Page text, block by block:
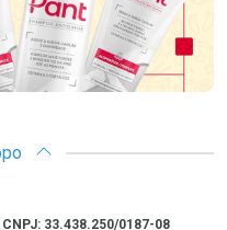
33.438.250/0187-08